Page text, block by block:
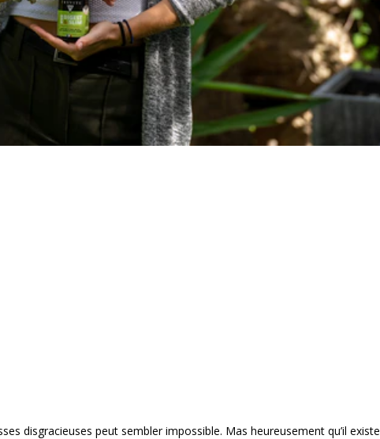
disgracieuses peut sembler impossible. Mas heureusement qu’il existe